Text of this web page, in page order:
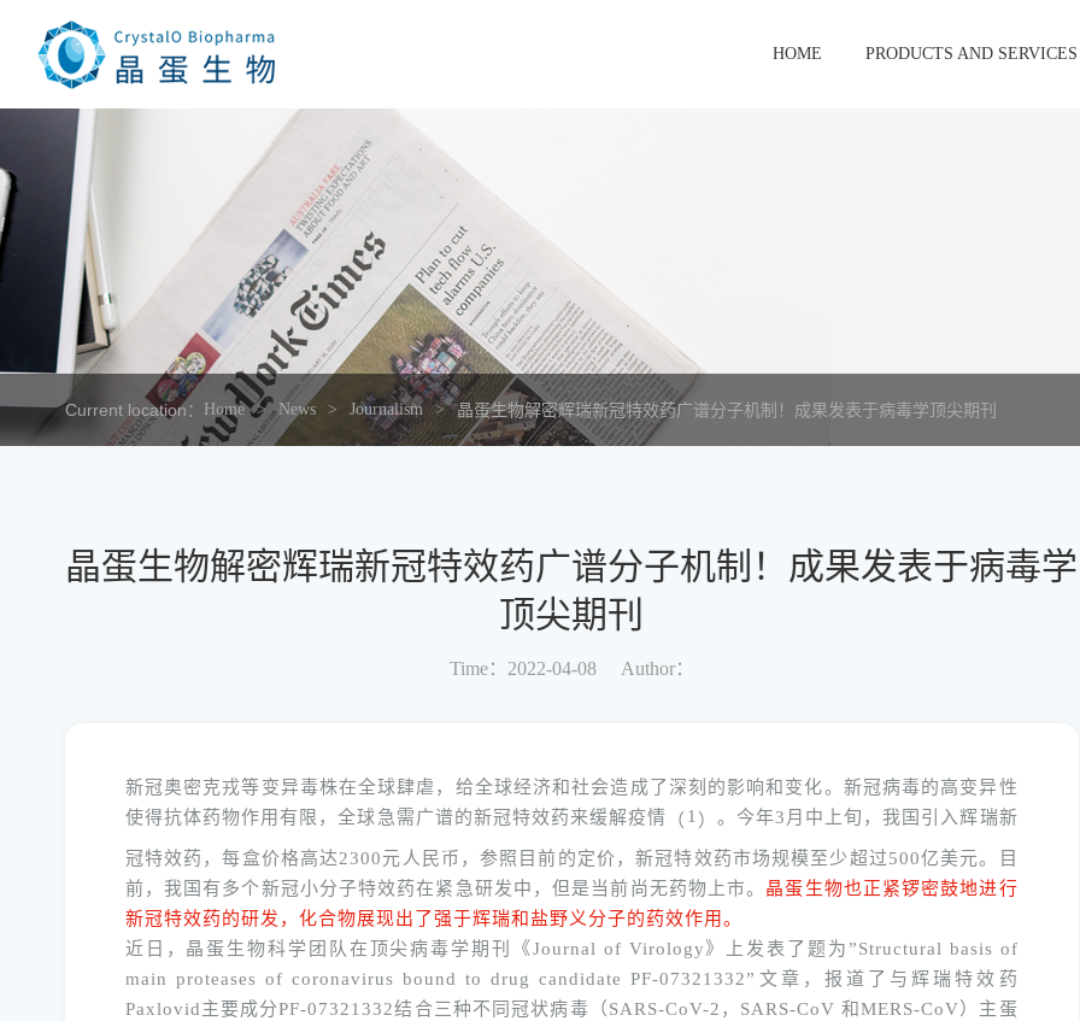
HOME PRODUCTS AND SERVICES
Current location： Home News Journalism 晶蛋生物解密辉瑞新冠特效药广谱分子机制！成果发表于病毒学顶尖期刊
晶蛋生物解密辉瑞新冠特效药广谱分子机制！成果发表于病毒学
顶尖期刊
Time：2022-04-08 Author：
新冠奥密克戎等变异毒株在全球肆虐，给全球经济和社会造成了深刻的影响和变化。新冠病毒的高变异性
使得抗体药物作用有限，全球急需广谱的新冠特效药来缓解疫情 （ 1 ） 。今年3月中上旬，我国引入辉瑞新
冠特效药，每盒价格高达2300元人民币，参照目前的定价，新冠特效药市场规模至少超过500亿美元。目
前，我国有多个新冠小分子特效药在紧急研发中，但是当前尚无药物上市。 晶蛋生物也正紧锣密鼓地进行
新冠特效药的研发，化合物展现出了强于辉瑞和盐野义分子的药效作用。
近日，晶蛋生物科学团队在顶尖病毒学期刊《Journal of Virology》上发表了题为”Structural basis of
main proteases of coronavirus bound to drug candidate PF-07321332” 文章，报道了与辉瑞特效药
Paxlovid主要成分PF-07321332结合三种不同冠状病毒（SARS-CoV-2 ， SARS-CoV和MERS-CoV）主蛋